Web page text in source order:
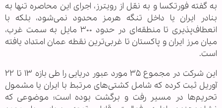
به گفته فورتکسا و به نقل از رویترز، اجرای این محاصره تنها به
بنادر ایران یا داخل تنگه هرمز محدود نمی‌شود، بلکه با
انعطاف‌پذیری تا منطقه‌ای در حدود ۳۰۰ مایل به سمت غرب،
میان مرز ایران و پاکستان تا غربی‌ترین نقطه عمان امتداد یافته
است.
این شرکت در مجموع ۳۵ مورد عبور دریایی را طی بازه ۱۳ تا ۲۲
آوریل ثبت کرده که شامل کشتی‌های مرتبط با ایران یا مشمول
تحریم‌ها در مسیر رفت و برگشت بوده است؛ موضوعی که